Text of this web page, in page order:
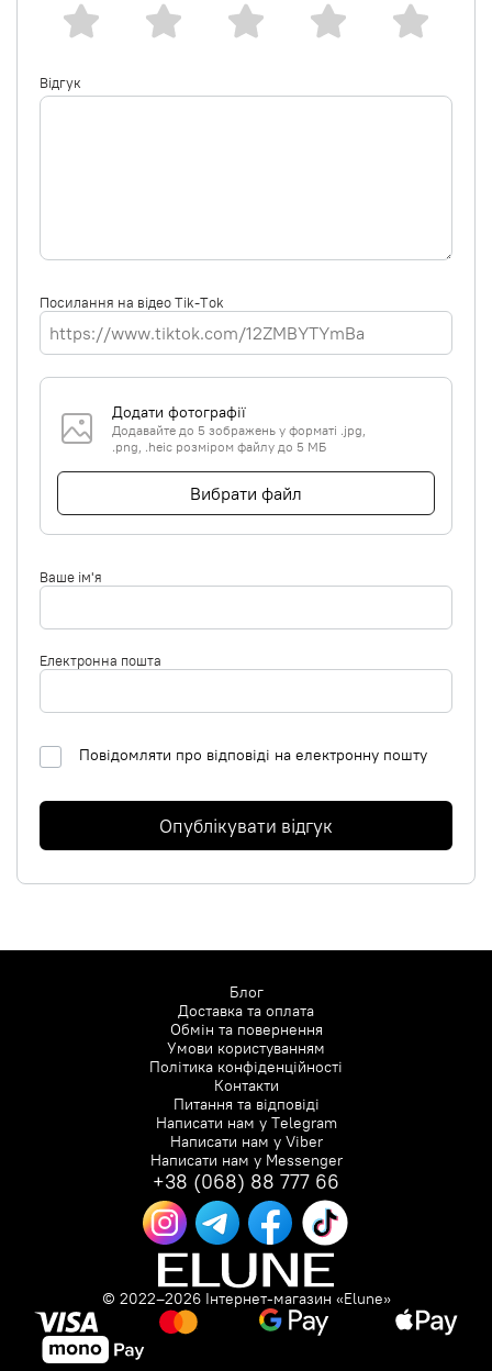
Відгук
Посилання на відео Tik-Tok
Додати фотографії
Додавайте до 5 зображень у форматі .jpg,
.png, .heic розміром файлу до 5 МБ
Вибрати файл
Ваше ім'я
Електронна пошта
Повідомляти про відповіді на електронну пошту
Опублікувати відгук
© 2022–2026 Інтернет-магазин «Elune»
Блог
Доставка та оплата
Обмін та повернення
Умови користуванням
Політика конфіденційності
Контакти
Питання та відповіді
Написати нам уTelegram
Написати нам уViber
Написати нам уMessenger
+38 (068) 88 777 66